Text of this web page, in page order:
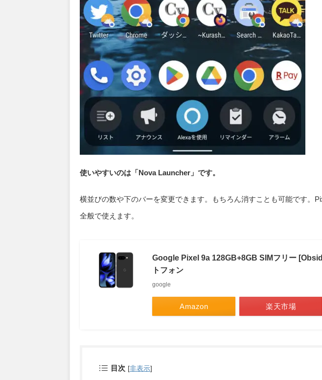
使いやすいのは「Nova Launcher」です。
横並びの数や下のバーを変更できます。もちろん消すことも可能です。
全般で使えます。
Google Pixel 9a 128GB+8GB SIMフリー
トフォン
google
Amazon 楽天市場
目次 [非表示]